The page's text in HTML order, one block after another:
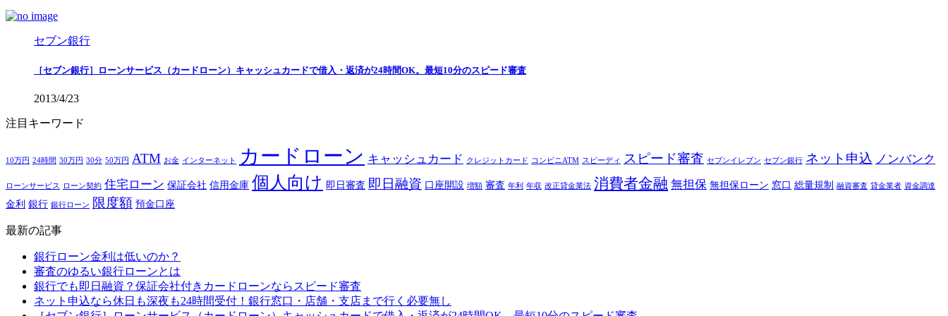
セブン銀行
［セブン銀行］ローンサービス（カードローン）キャッシュカードで借入・返済が24時間OK。最短10分のスピード審査
2013/4/23
注目キーワード
10万円 24時間 30万円 30分 50万円 ATM お金 インターネット カードローン キャッシュカード クレジットカード コンビニATM スピーディ スピード審査 セブンイレブン セブン銀行 ネット申込 ノンバンク
ローンサービス ローン契約 住宅ローン 保証会社 信用金庫 個人向け 即日審査 即日融資 口座開設 増額 審査 年利 年収 改正貸金業法 消費者金融 無担保 無担保ローン 窓口 総量規制 融資審査 貸金業者 資金調達
金利 銀行 銀行ローン 限度額 預金口座
最新の記事
銀行ローン金利は低いのか？
審査のゆるい銀行ローンとは
銀行でも即日融資？保証会社付きカードローンならスピード審査
ネット申込なら休日も深夜も24時間受付！銀行窓口・店舗・支店まで行く必要無し